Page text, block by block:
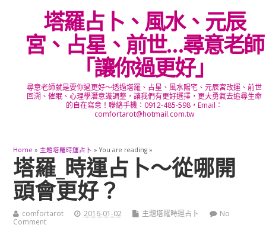
塔羅占卜、風水、元辰
宮、占星、前世…尋意老師
「讓你過更好」
尋意老師就是要你過更好～透過塔羅、占星、風水陽宅、元辰宮改運、前世
回溯、催眠、心理學潛意識調整，讓我們有更好選擇，更大勇氣去追尋生命
的自在寫意！聯絡手機：0912-485-598，Email：
comfortarot@hotmail.com.tw
Home » 主題塔羅時運占卜 » You are reading »
塔羅_時運占卜～從哪開
頭會更好？
comfortarot 2016-01-02 主題塔羅時運占卜
No
Comment